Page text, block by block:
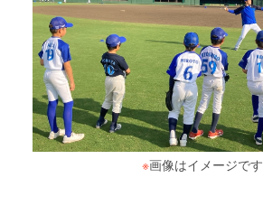
※画像はイメージです